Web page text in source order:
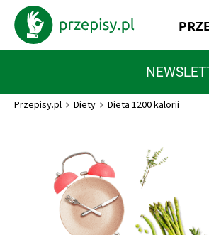
Przepisy.pl Diety Dieta 1200 kalorii